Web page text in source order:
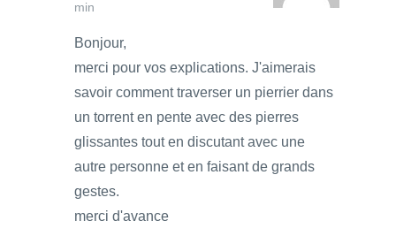
min
Bonjour,
merci pour vos explications. J'aimerais
savoir comment traverser un pierrier dans
un torrent en pente avec des pierres
glissantes tout en discutant avec une
autre personne et en faisant de grands
gestes.
merci d'avance